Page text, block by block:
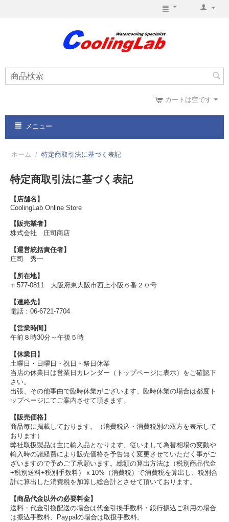
カートは空です
メニュー
ホーム / 特定商取引法に基づく表記
特定商取引法に基づく表記
【店舗名】
CoolingLab Online Store
【販売業者】
株式会社 庄司商店
【運営統括責任者】
庄司 秀一
【所在地】
〒577-0811 大阪府東大阪市西上小阪６番２０号
【連絡先】
電話：06-6721-7704
【営業時間】
午前８時30分～午後５時
【休業日】
土曜日・日曜日・祝日・祭日休業
当店の休業日は営業日カレンダー（トップページに表示）をご確認下
さい。
出張、その他事由で臨時休業がございます、臨時休業の場合は都度ト
ップページにてご案内させて頂きます。
【販売価格】
商品毎に掲載しております。（消費税込・消費税別の双方を表示して
おります）
弊社取扱製品は主に輸入品となります、従いまして為替相場の変動や
輸入時の諸経費により販売価格を予告無く変更させていただく事がご
ざいますので予めご了承願います。総額の算出方法は（税別商品代金
+税別送料+税別手数料）ｘ10%（消費税）で消費税を算出し、税別合
計に算出した消費税を加算し総合計とさせて頂いております。
【商品代金以外の必要料金】
送料・代金引換配送の場合は代金引換手数料・銀行振込ご利用の場合
は振込手数料、Paypalの場合は取扱手数料。